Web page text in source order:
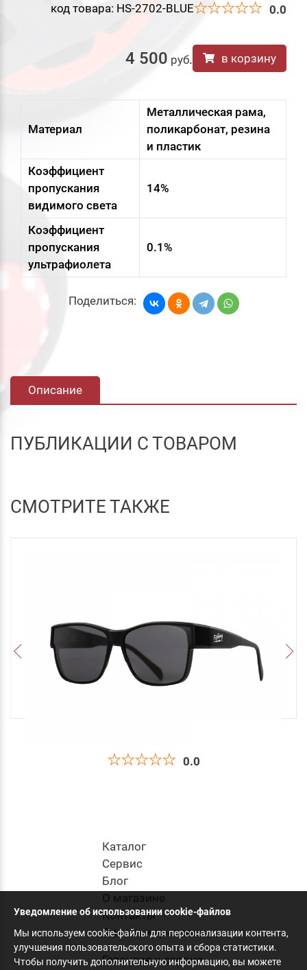
код товара: HS-2702-BLUE 0.0
4 500 руб. в корзину
Материал
Металлическая рама,
поликарбонат, резина
и пластик
Коэффициент
пропускания
видимого света
14%
Коэффициент
пропускания
ультрафиолета
0.1%
Поделиться:
Описание
ПУБЛИКАЦИИ С ТОВАРОМ
СМОТРИТЕ ТАКЖЕ
0.0
4 500
Каталог
Cервис
Блог
О магазине
Контакты
Оплата и доставка
Гарантия и сервис
Уведомление об использовании cookie-файлов
Мы используем cookie-файлы для персонализации контента,
улучшения пользовательского опыта и сбора статистики.
Чтобы получить дополнительную информацию, вы можете